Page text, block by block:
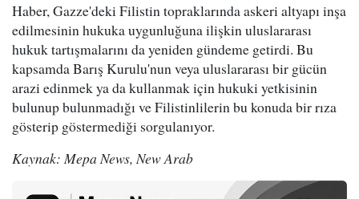
Haber, Gazze'deki Filistin topraklarında askeri altyapı inşa
edilmesinin hukuka uygunluğuna ilişkin uluslararası
hukuk tartışmalarını da yeniden gündeme getirdi. Bu
kapsamda Barış Kurulu'nun veya uluslararası bir gücün
arazi edinmek ya da kullanmak için hukuki yetkisinin
bulunup bulunmadığı ve Filistinlilerin bu konuda bir rıza
gösterip göstermediği sorgulanıyor.
Kaynak: Mepa News, New Arab